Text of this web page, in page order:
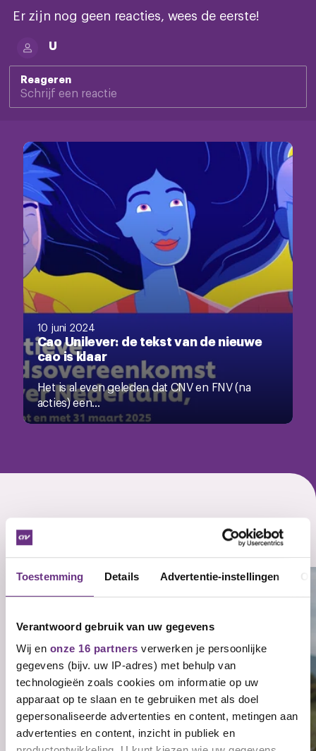
Toestemming Details Advertentie-instellingen
Verantwoord gebruik van uw gegevens
Wij en onze 16 partners verwerken je persoonlijke
gegevens (bijv. uw IP-adres) met behulp van
technologieën zoals cookies om informatie op uw
apparaat op te slaan en te gebruiken met als doel
gepersonaliseerde advertenties en content, metingen aan
advertenties en content, inzicht in publiek en
Er zijn nog geen reacties, wees de eerste!
U
Reageren
10 juni 2024
Cao Unilever: de tekst van de nieuwe
cao is klaar
Het is al even geleden dat CNV en FNV (na
acties) een...
Actueel over cao Unilever
Zie al het nieuws
28 juli 2026